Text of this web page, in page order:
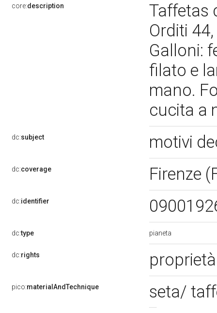
core:description
Taffetas
Orditi
Galloni:
filato e
mano.
cucita a
dc:subject motivi
dc:coverage Firenze
dc:identifier
dc:type pianeta
dc:rights
pico:materialAndTechnique seta/